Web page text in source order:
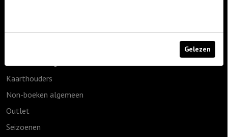
Kaarthouders
Non-boeken algemeen
Outlet
Seizoenen
Gelezen